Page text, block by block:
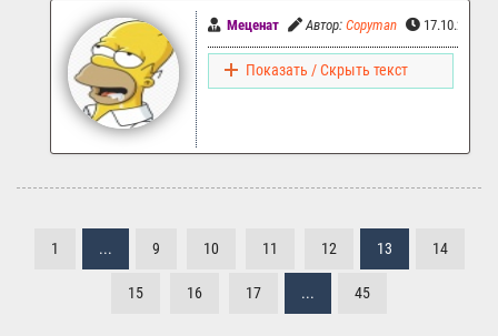
Меценат Автор: Copyman 17.10.2024
Показать / Скрыть текст
1 ... 9 10 11 12 13 14
15 16 17 ... 45